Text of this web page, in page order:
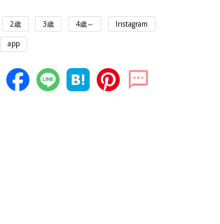
2歳 3歳 4歳～ Instagram
app